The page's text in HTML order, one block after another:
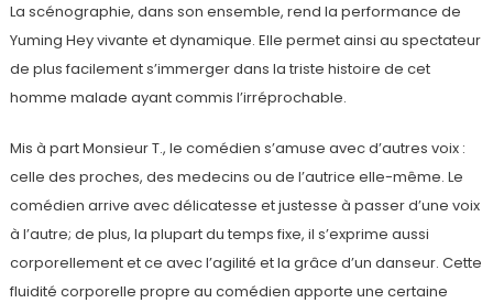
La scénographie, dans son ensemble, rend la performance de
Yuming Hey vivante et dynamique. Elle permet ainsi au spectateur
de plus facilement s’immerger dans la triste histoire de cet
homme malade ayant commis l’irréprochable.
Mis à part Monsieur T., le comédien s’amuse avec d’autres voix :
celle des proches, des medecins ou de l’autrice elle-même. Le
comédien arrive avec délicatesse et justesse à passer d’une voix
à l’autre; de plus, la plupart du temps fixe, il s’exprime aussi
corporellement et ce avec l’agilité et la grâce d’un danseur. Cette
fluidité corporelle propre au comédien apporte une certaine